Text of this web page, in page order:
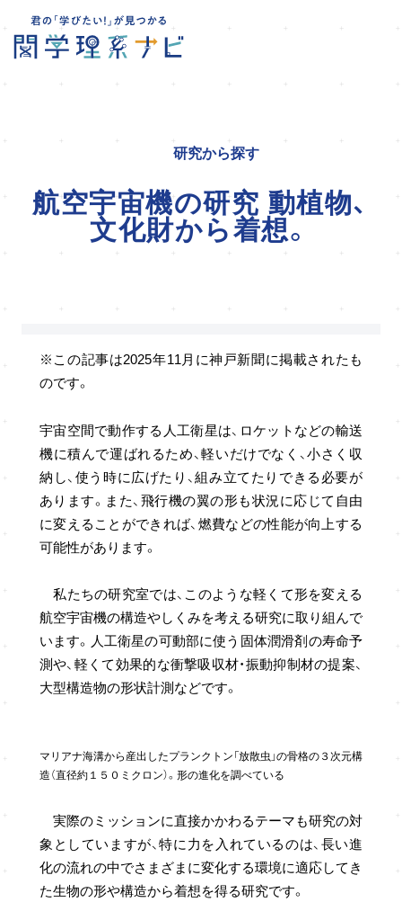
研究から探す
航空宇宙機の研究 動植物、
文化財から着想。
※この記事は2025年11月に神戸新聞に掲載されたも
のです。
宇宙空間で動作する人工衛星は、ロケットなどの輸送
機に積んで運ばれるため、軽いだけでなく、小さく収
納し、使う時に広げたり、組み立てたりできる必要が
あります。また、飛行機の翼の形も状況に応じて自由
に変えることができれば、燃費などの性能が向上する
可能性があります。
私たちの研究室では、このような軽くて形を変える
航空宇宙機の構造やしくみを考える研究に取り組んで
います。人工衛星の可動部に使う固体潤滑剤の寿命予
測や、軽くて効果的な衝撃吸収材・振動抑制材の提案、
大型構造物の形状計測などです。
マリアナ海溝から産出したプランクトン「放散虫」の骨格の３次元構
造（直径約１５０ミクロン）。形の進化を調べている
実際のミッションに直接かかわるテーマも研究の対
象としていますが、特に力を入れているのは、長い進
化の流れの中でさまざまに変化する環境に適応してき
た生物の形や構造から着想を得る研究です。